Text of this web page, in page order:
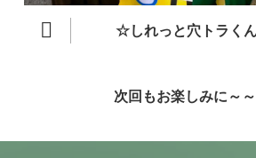
☆しれっと穴トラく
次回もお楽しみに～